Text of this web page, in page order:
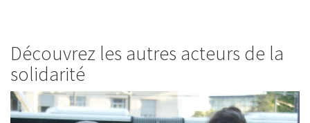
Découvrez les autres acteurs de la
solidarité